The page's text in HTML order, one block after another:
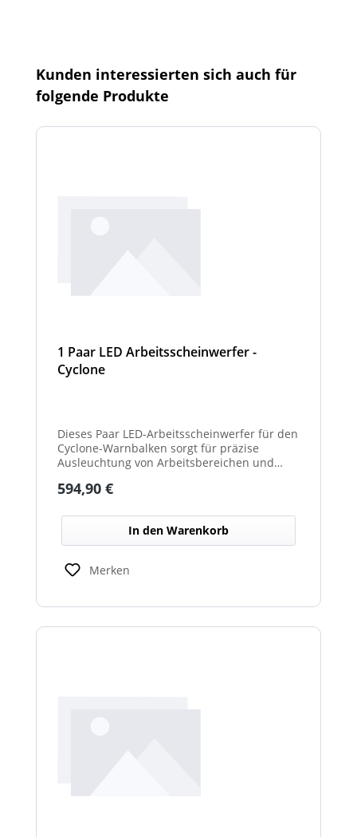
Produktgalerie überspringen
Kunden interessierten sich auch für
folgende Produkte
1 Paar LED Arbeitsscheinwerfer -
Cyclone
Dieses Paar LED-Arbeitsscheinwerfer für den
Cyclone-Warnbalken sorgt für präzise
Ausleuchtung von Arbeitsbereichen und
schlechten Lichtverhältnissen.
Regulärer Preis:
594,90 €
In den Warenkorb
Merken